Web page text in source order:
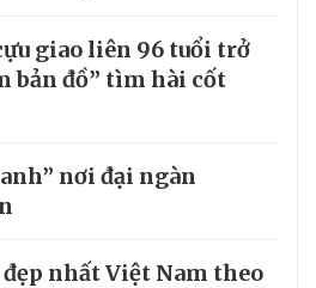
giao liên 96 tuổi trở
bản đồ” tìm hài cốt
nơi đại ngàn
đẹp nhất Việt Nam theo